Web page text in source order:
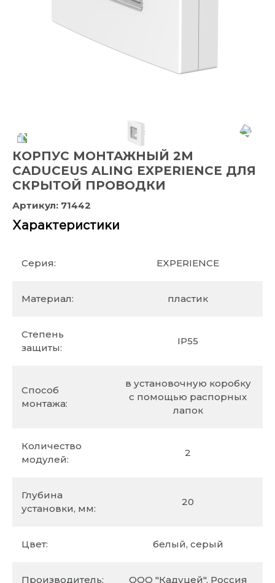
КОРПУС МОНТАЖНЫЙ 2М
CADUCEUS ALING EXPERIENCE ДЛЯ
СКРЫТОЙ ПРОВОДКИ
Артикул: 71442
Характеристики
Серия: EXPERIENCE
Материал: пластик
Степень
защиты:
IP55
Способ
монтажа:
в установочную коробку
с помощью распорных
лапок
Количество
модулей:
2
Глубина
установки, мм:
20
Цвет: белый, серый
Производитель: ООО "Кадуцей", Россия